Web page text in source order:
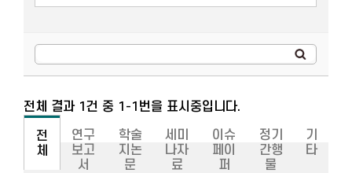
전체 결과 1건 중 1-1번을 표시중입니다.
전
체
연구
보고
서
학술
지논
문
세미
나자
료
이슈
페이
퍼
정기
간행
물
기
타